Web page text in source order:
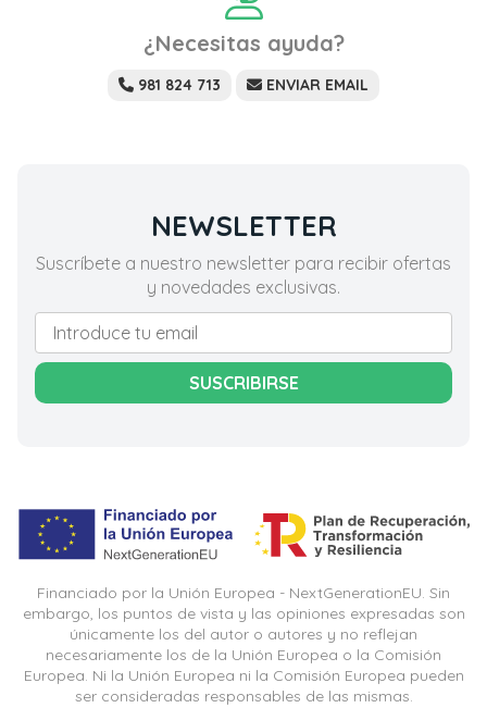
¿Necesitas ayuda?
981 824 713 ENVIAR EMAIL
NEWSLETTER
Suscríbete a nuestro newsletter para recibir ofertas
y novedades exclusivas.
SUSCRIBIRSE
Financiado por la Unión Europea - NextGenerationEU. Sin
embargo, los puntos de vista y las opiniones expresadas son
únicamente los del autor o autores y no reflejan
necesariamente los de la Unión Europea o la Comisión
Europea. Ni la Unión Europea ni la Comisión Europea pueden
ser consideradas responsables de las mismas.